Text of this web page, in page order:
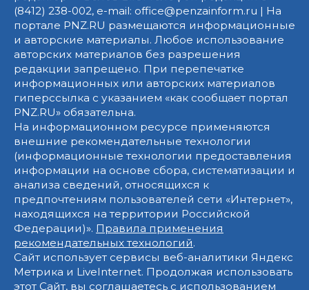
(8412) 238-002, e-mail: office@penzainform.ru | На
портале PNZ.RU размещаются информационные
и авторские материалы. Любое использование
авторских материалов без разрешения
редакции запрещено. При перепечатке
информационных или авторских материалов
гиперссылка с указанием «как сообщает портал
PNZ.RU» обязательна.
На информационном ресурсе применяются
внешние рекомендательные технологии
(информационные технологии предоставления
информации на основе сбора, систематизации и
анализа сведений, относящихся к
предпочтениям пользователей сети «Интернет»,
находящихся на территории Российской
Федерации)». Правила применения
рекомендательных технологий.
Сайт использует сервисы веб-аналитики Яндекс
Метрика и LiveInternet. Продолжая использовать
этот Сайт, вы соглашаетесь с использованием